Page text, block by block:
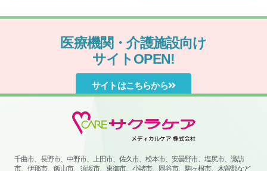
医療機関・介護施設向け
サイトOPEN!
サイトはこちらから
千曲市、長野市、中野市、上田市、佐久市、松本市、安曇野市、塩尻市、諏訪
市、伊那市、飯山市、須坂市、東御市、小諸市、岡谷市、駒ヶ根市、木曽郡など